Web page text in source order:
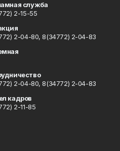
служба
2-15-55
2-04-80, 8(34772) 2-04-83
2-04-80, 8(34772) 2-04-83
кадров
2-11-85